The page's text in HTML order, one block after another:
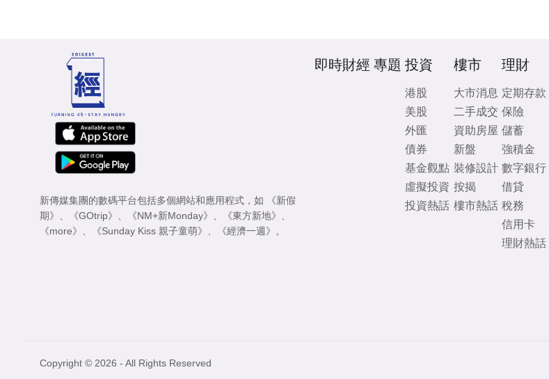
新傳媒集團的數碼平台包括多個網站和應用程式，如
《新假
期》 、 《GOtrip》 、 《NM+新Monday》 、 《東方新地》 、
《more》 、 《Sunday Kiss 親子童萌》 、 《經濟一週》 。
即時財經 專題 投資
港股
美股
外匯
債券
基金觀點
虛擬投資
投資熱話
樓市
大市消息
二手成交
資助房屋
新盤
裝修設計
按揭
樓市熱話
理財
定期存款
保險
儲蓄
強積金
數字銀行
借貸
稅務
信用卡
理財熱話
Copyright © 2026 - All Rights Reserved